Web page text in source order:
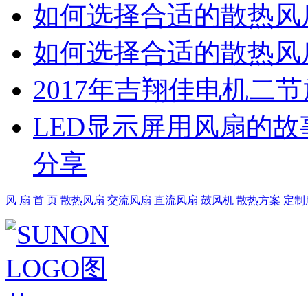
如何选择合适的散热
如何选择合适的散热
2017年吉翔佳电机二
LED显示屏用风扇的
分享
风 扇 首 页 散热风扇 交流风扇 直流风扇 鼓风机 散热方案 定制